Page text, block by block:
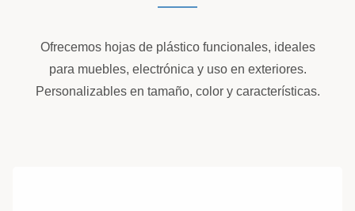
Ofrecemos hojas de plástico funcionales, ideales
para muebles, electrónica y uso en exteriores.
Personalizables en tamaño, color y características.